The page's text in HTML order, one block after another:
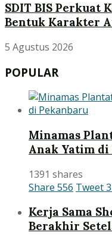
SDIT BIS Perkuat
Bentuk Karakter
5 Agustus 2026
POPULAR
Minamas
Anak Yatim di
1391 shares
Share 556 Tweet
Kerja Sama
Berakhir